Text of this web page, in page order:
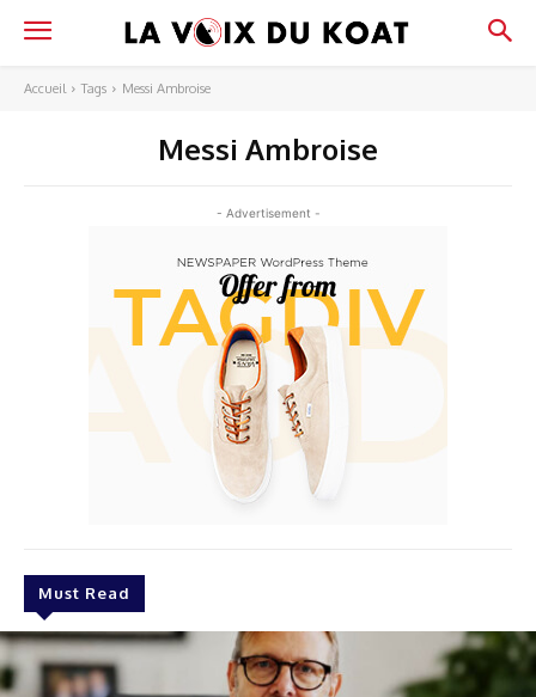
Accueil Tags Messi Ambroise
Messi Ambroise
- Advertisement -
Must Read